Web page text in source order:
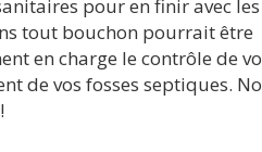
pour en finir avec les
tout bouchon pourrait être
en charge le contrôle de
de vos fosses septiques.